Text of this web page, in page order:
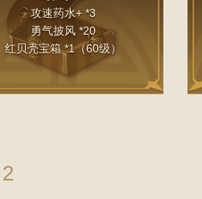
攻速药水+ *3
勇气披风 *20
红贝壳宝箱 *1（60级）